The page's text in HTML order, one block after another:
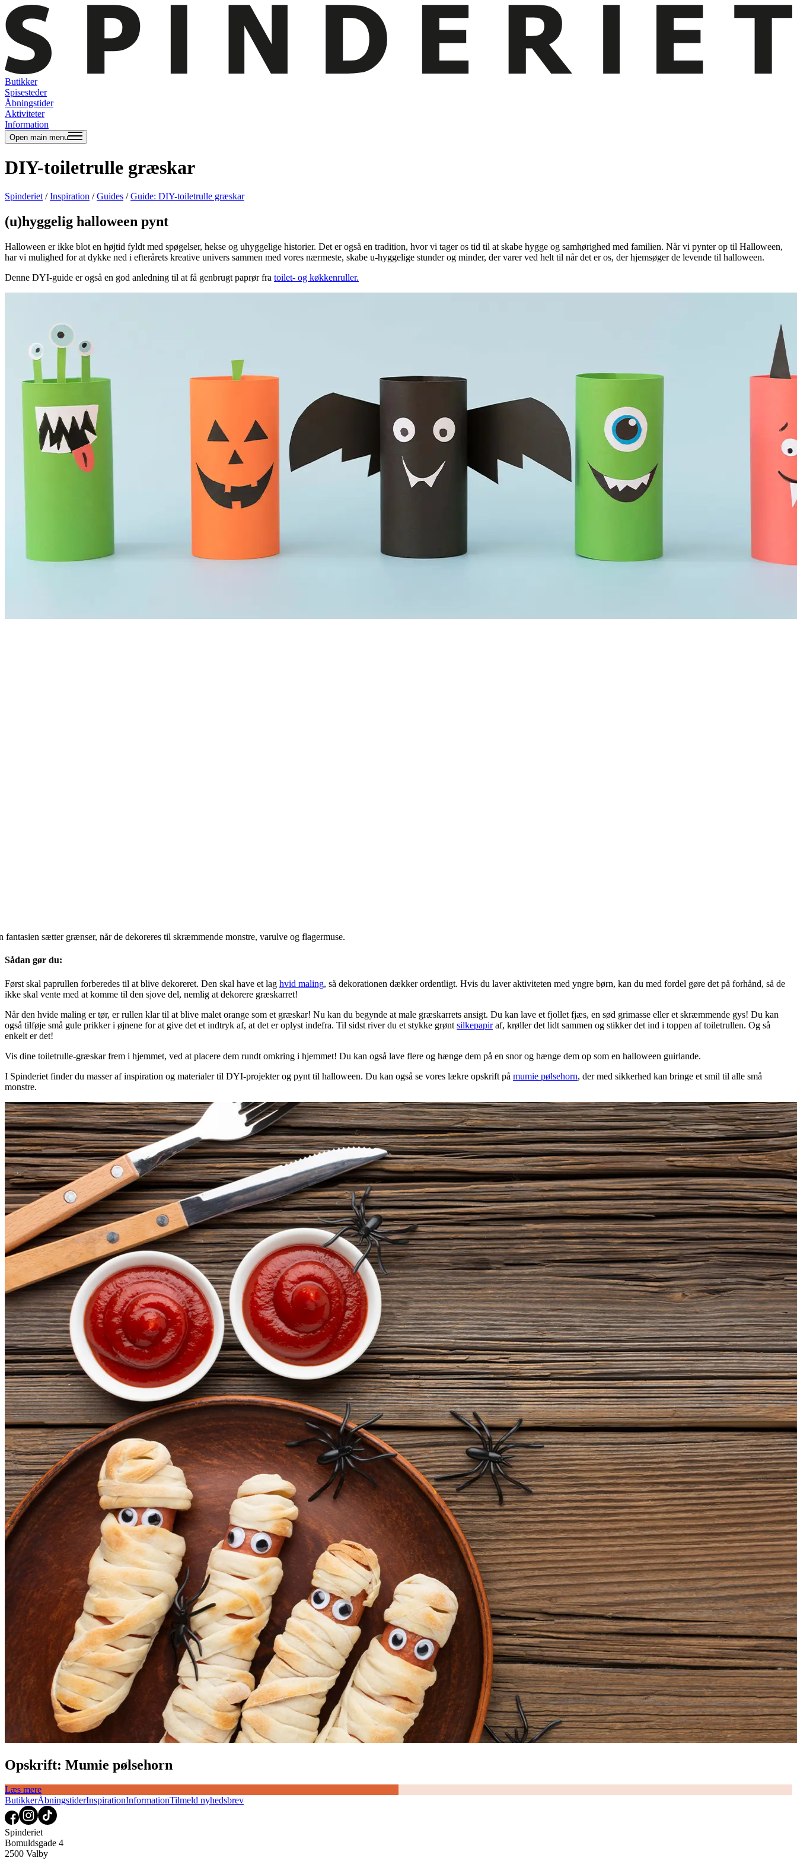
Butikker
Spisesteder
Åbningstider
Aktiviteter
Information
Open main menu
DIY-toiletrulle græskar
Spinderiet /Inspiration /Guides /Guide: DIY-toiletrulle græskar
(u)hyggelig halloween pynt
Halloween er ikke blot en højtid fyldt med spøgelser, hekse og uhyggelige historier. Det er også en tradition, hvor vi tager os tid til at skabe hygge og samhørighed med familien. Når vi pynter op til Halloween,
har vi mulighed for at dykke ned i efterårets kreative univers sammen med vores nærmeste, skabe u-hyggelige stunder og minder, der varer ved helt til når det er os, der hjemsøger de levende til halloween.
Denne DYI-guide er også en god anledning til at få genbrugt paprør fra toilet- og køkkenruller.
fantasien sætter grænser, når de dekoreres til skræmmende monstre, varulve og flagermuse.
Sådan gør du:
Først skal paprullen forberedes til at blive dekoreret. Den skal have et lag hvid maling, så dekorationen dækker ordentligt. Hvis du laver aktiviteten med yngre børn, kan du med fordel gøre det på forhånd, så de
ikke skal vente med at komme til den sjove del, nemlig at dekorere græskarret!
Når den hvide maling er tør, er rullen klar til at blive malet orange som et græskar! Nu kan du begynde at male græskarrets ansigt. Du kan lave et fjollet fjæs, en sød grimasse eller et skræmmende gys! Du kan
også tilføje små gule prikker i øjnene for at give det et indtryk af, at det er oplyst indefra. Til sidst river du et stykke grønt silkepapiraf, krøller det lidt sammen og stikker det ind i toppen af toiletrullen. Og så
enkelt er det!
Vis dine toiletrulle-græskar frem i hjemmet, ved at placere dem rundt omkring i hjemmet! Du kan også lave flere og hænge dem på en snor og hænge dem op som en halloween guirlande.
I Spinderiet finder du masser af inspiration og materialer til DYI-projekter og pynt til halloween. Du kan også se vores lækre opskrift på mumie pølsehorn, der med sikkerhed kan bringe et smil til alle små
monstre.
Opskrift: Mumie pølsehorn
Læs mere
ButikkerÅbningstiderInspirationInformationTilmeld nyhedsbrev
Spinderiet
Bomuldsgade 4
2500 Valby